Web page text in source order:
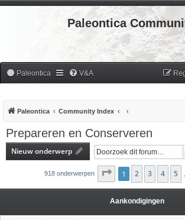
Paleontica
Paleontica V&A
Paleontica Community Index
Prepareren en Conserveren
Nieuw onderwerp
918 onderwerpen Pagina1 van 37
1 2 3 4 5
Aankondigingen